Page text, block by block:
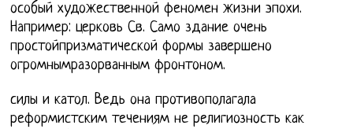
особый художественной феномен жизни эпохи.
Например: церковь Св. Само здание очень
простойпризматической формы завершено
огромнымразорванным фронтоном.
силы и катол. Ведь она противополагала
реформистским течениям не религиозность как